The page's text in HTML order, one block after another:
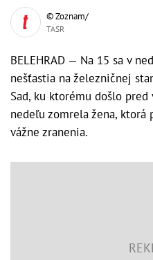
© Zoznam/
TASR
BELEHRAD — Na 15 sa v
nešťastia na železničnej
Sad, ku ktorému došlo pred
nedeľu zomrela žena,
vážne zranenia.